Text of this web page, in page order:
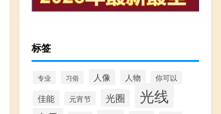
标签
专业 习俗 人像 人物 你可以
佳能 元宵节 光圈 光线